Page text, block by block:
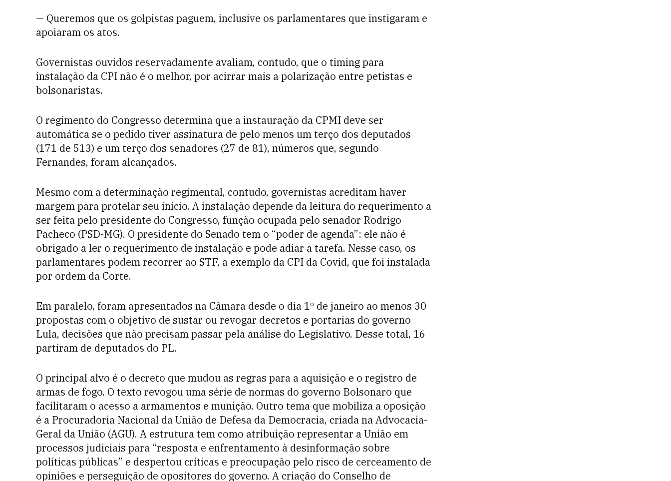
— Queremos que os golpistas paguem, inclusive os parlamentares que instigaram e
apoiaram os atos.
Governistas ouvidos reservadamente avaliam, contudo, que o timing para
instalação da CPI não é o melhor, por acirrar mais a polarização entre petistas e
bolsonaristas.
O regimento do Congresso determina que a instauração da CPMI deve ser
automática se o pedido tiver assinatura de pelo menos um terço dos deputados
(171 de 513) e um terço dos senadores (27 de 81), números que, segundo
Fernandes, foram alcançados.
Mesmo com a determinação regimental, contudo, governistas acreditam haver
margem para protelar seu início. A instalação depende da leitura do requerimento a
ser feita pelo presidente do Congresso, função ocupada pelo senador Rodrigo
Pacheco (PSD-MG). O presidente do Senado tem o “poder de agenda”: ele não é
obrigado a ler o requerimento de instalação e pode adiar a tarefa. Nesse caso, os
parlamentares podem recorrer ao STF, a exemplo da CPI da Covid, que foi instalada
por ordem da Corte.
Em paralelo, foram apresentados na Câmara desde o dia 1º de janeiro ao menos 30
propostas com o objetivo de sustar ou revogar decretos e portarias do governo
Lula, decisões que não precisam passar pela análise do Legislativo. Desse total, 16
partiram de deputados do PL.
O principal alvo é o decreto que mudou as regras para a aquisição e o registro de
armas de fogo. O texto revogou uma série de normas do governo Bolsonaro que
facilitaram o acesso a armamentos e munição. Outro tema que mobiliza a oposição
é a Procuradoria Nacional da União de Defesa da Democracia, criada na Advocacia-
Geral da União (AGU). A estrutura tem como atribuição representar a União em
processos judiciais para “resposta e enfrentamento à desinformação sobre
políticas públicas” e despertou críticas e preocupação pelo risco de cerceamento de
opiniões e perseguição de opositores do governo. A criação do Conselho de